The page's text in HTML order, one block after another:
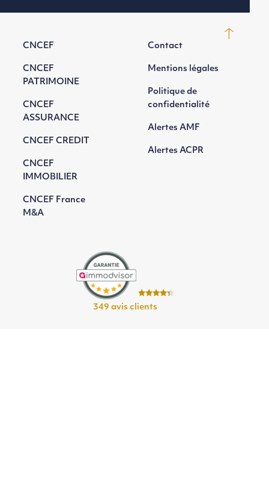
349 avis clients
CNCEF
CNCEF
PATRIMOINE
CNCEF
ASSURANCE
CNCEF CREDIT
CNCEF
IMMOBILIER
CNCEF France
M&A
Contact
Mentions légales
Politique de
confidentialité
Alertes AMF
Alertes ACPR